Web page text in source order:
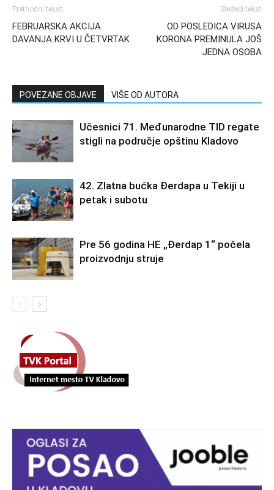
Prethodni tekst
FEBRUARSKA AKCIJA
DAVANJA KRVI U ČETVRTAK
Sledeći tekst
OD POSLEDICA VIRUSA
KORONA PREMINULA JOŠ
JEDNA OSOBA
POVEZANE OBJAVE VIŠE OD AUTORA
Učesnici 71. Međunarodne TID regate
stigli na područje opštinu Kladovo
42. Zlatna bućka Đerdapa u Tekiji u
petak i subotu
Pre 56 godina HE „Đerdap 1“ počela
proizvodnju struje